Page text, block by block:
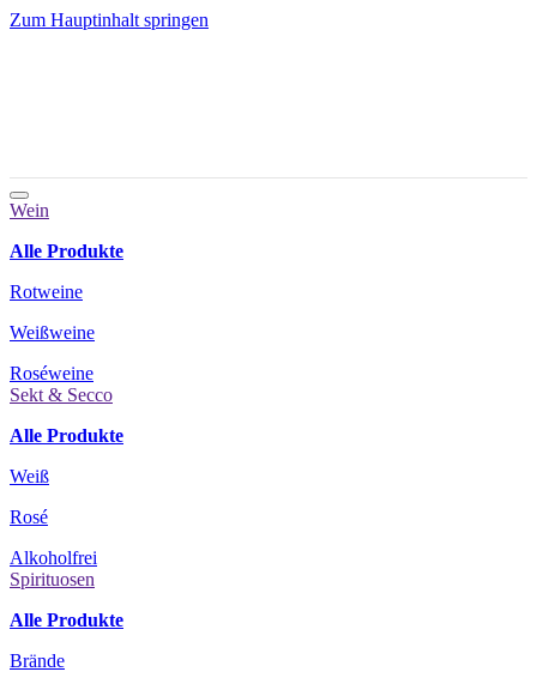
Zum Hauptinhalt springen
Wein
Alle Produkte
Rotweine
Weißweine
Roséweine
Sekt & Secco
Alle Produkte
Weiß
Rosé
Alkoholfrei
Spirituosen
Alle Produkte
Brände